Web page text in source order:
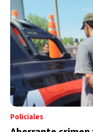
Policiales